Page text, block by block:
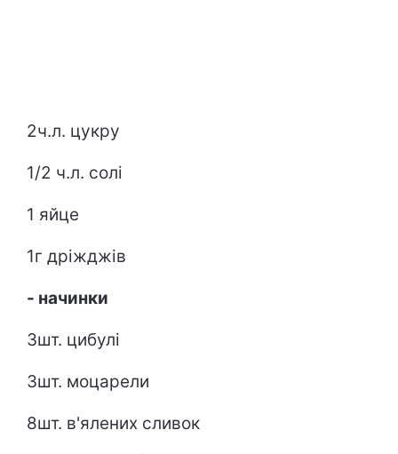
2ч.л. цукру
1/2 ч.л. солі
1 яйце
1г дріжджів
- начинки
3шт. цибулі
3шт. моцарели
8шт. в'ялених сливок